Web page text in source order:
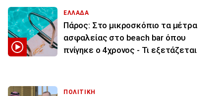
ΕΛΛΑΔΑ
Πάρος: Στο μικροσκόπιο τα μέτρα
ασφαλείας στο beach bar όπου
πνίγηκε ο 4χρονος - Τι εξετάζεται
ΠΟΛΙΤΙΚΗ